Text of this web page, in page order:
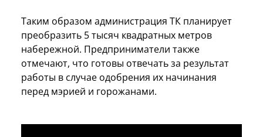
Таким образом администрация ТК планирует
преобразить 5 тысяч квадратных метров
набережной. Предприниматели также
отмечают, что готовы отвечать за результат
работы в случае одобрения их начинания
перед мэрией и горожанами.